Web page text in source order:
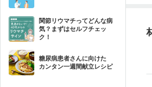
関節リウマチってどんな病
気？まずはセルフチェッ
ク！
糖尿病患者さんに向けた
カンタン一週間献立レシピ